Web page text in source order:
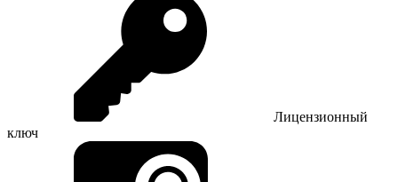
Лицензионный
ключ